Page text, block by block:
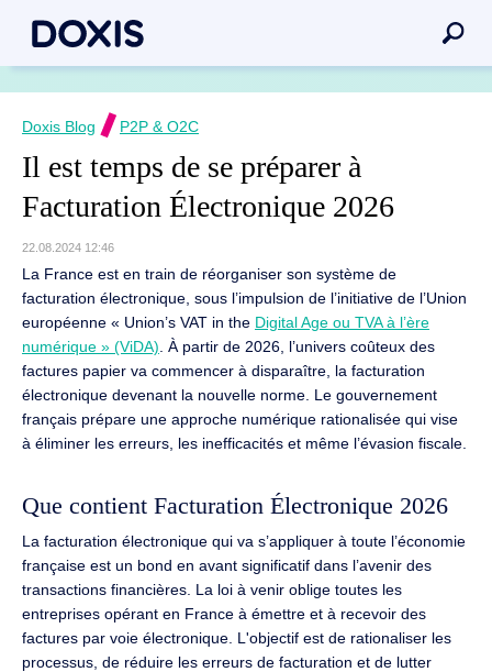
Doxis Blog P2P & O2C
Il est temps de se préparer à
Facturation Électronique 2026
22.08.2024 12:46
La France est en train de réorganiser son système de
facturation électronique, sous l’impulsion de l’initiative de l’Union
européenne « Union’s VAT in the Digital Age ou TVA à l’ère
numérique » (ViDA). À partir de 2026, l’univers coûteux des
factures papier va commencer à disparaître, la facturation
électronique devenant la nouvelle norme. Le gouvernement
français prépare une approche numérique rationalisée qui vise
à éliminer les erreurs, les inefficacités et même l’évasion fiscale.
Que contient Facturation Électronique 2026
La facturation électronique qui va s’appliquer à toute l’économie
française est un bond en avant significatif dans l’avenir des
transactions financières. La loi à venir oblige toutes les
entreprises opérant en France à émettre et à recevoir des
factures par voie électronique. L'objectif est de rationaliser les
processus, de réduire les erreurs de facturation et de lutter